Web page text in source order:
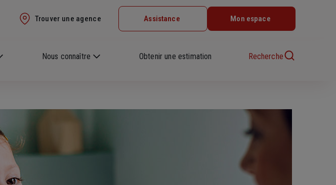
Trouver une agence Assistance Mon espace
Nous connaître Obtenir une estimation Recherche